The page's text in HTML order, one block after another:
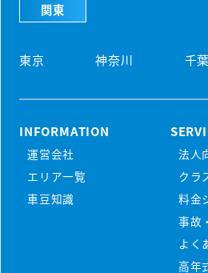
初めての方
マンスリーレンタカーとは
プラン・料金
関東
東京 神奈川 千葉
INFORMATION
運営会社
エリア一覧
車豆知識
法人
クラ
料金
事故
よく
高年